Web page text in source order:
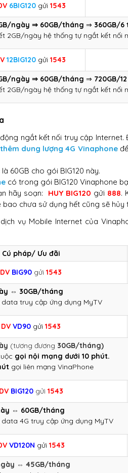
6BIG120gửi 1543
ngày ⇒ 60GB/tháng ⇒ 360GB/6
2GB/ngày hệ thống tự ngắt kết nối
12BIG120 gửi 1543
ngày ⇒ 60GB/tháng ⇒ 720GB/12
2GB/ngày hệ thống tự ngắt kết nối
ngắt kết nối truy cập
dung lượng 4G Vinaphone
60GB cho gói BIG120 này.
có trong gói BIG120 Vinaphone
hãy soạn:
HUY BIG120 gửi 888.
chưa sử dụng hết cũng sẽ hủy
vụ Mobile Internet của
Cú pháp/ Ưu đãi
DV BIG90 gửi 1543
⇔ 30GB/tháng
data truy cập ứng dụng MyTV
DV VD90 gửi 1543
(tương đương 30GB/tháng)
gọi nội mạng dưới 10 phút.
gọi liên mạng VinaPhone
DV BIG120 gửi 1543
⇔ 60GB/tháng
data 4G truy cập ứng dụng MyTV
VD120N gửi 1543
⇔ 45GB/tháng